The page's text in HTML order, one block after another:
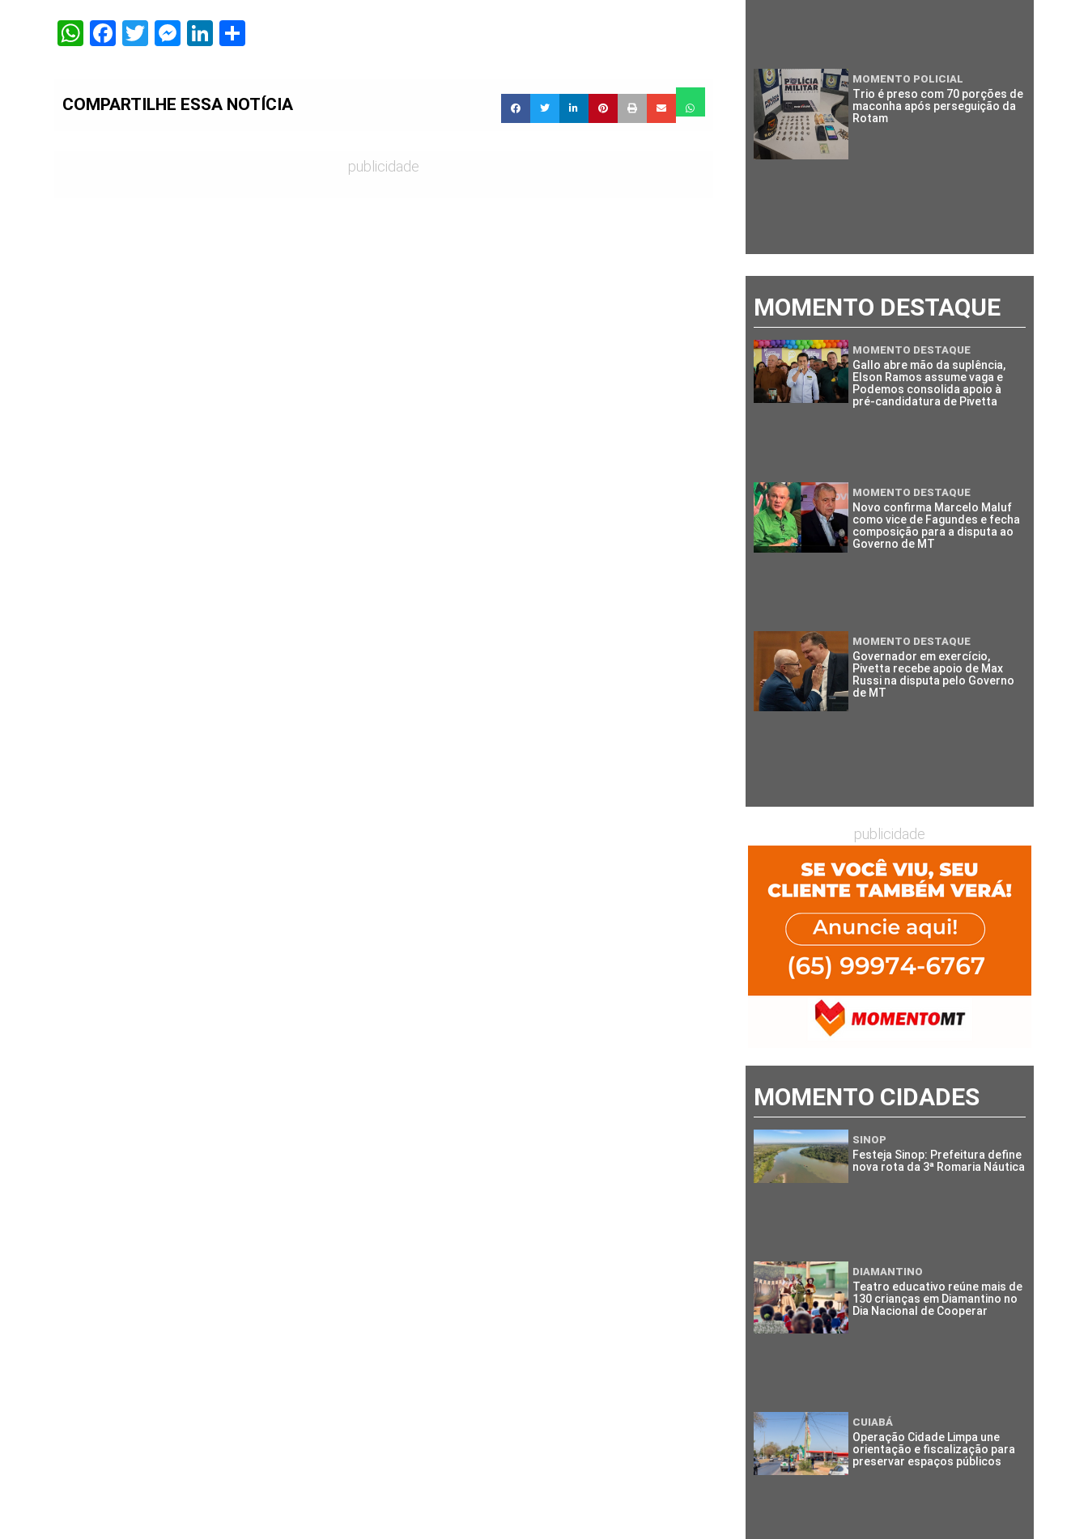
WhatsApp
Facebook
Twitter
Messenger
LinkedIn
COMPARTILHE ESSA NOTÍCIA
publicidade
MOMENTO POLICIAL
Trio é preso com 70 porções de
maconha após perseguição da
Rotam
MOMENTO DESTAQUE
MOMENTO DESTAQUE
Gallo abre mão da suplência,
Elson Ramos assume vaga e
Podemos consolida apoio à
pré-candidatura de Pivetta
MOMENTO DESTAQUE
Novo confirma Marcelo Maluf
como vice de Fagundes e fecha
composição para a disputa ao
Governo de MT
MOMENTO DESTAQUE
Governador em exercício,
Pivetta recebe apoio de Max
Russi na disputa pelo Governo
de MT
publicidade
MOMENTO CIDADES
SINOP
Festeja Sinop: Prefeitura define
nova rota da 3ª Romaria Náutica
DIAMANTINO
Teatro educativo reúne mais de
130 crianças em Diamantino no
Dia Nacional de Cooperar
CUIABÁ
Operação Cidade Limpa une
orientação e fiscalização para
preservar espaços públicos